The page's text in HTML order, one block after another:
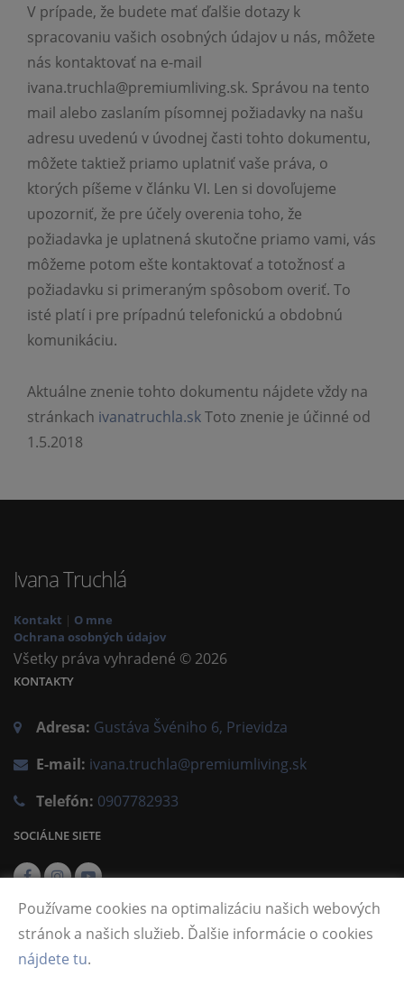
V prípade, že budete mať ďalšie dotazy k
spracovaniu vašich osobných údajov u nás, môžete
nás kontaktovať na e-mail
ivana.truchla@premiumliving.sk. Správou na tento
mail alebo zaslaním písomnej požiadavky na našu
adresu uvedenú v úvodnej časti tohto dokumentu,
môžete taktiež priamo uplatniť vaše práva, o
ktorých píšeme v článku VI. Len si dovoľujeme
upozorniť, že pre účely overenia toho, že
požiadavka je uplatnená skutočne priamo vami, vás
môžeme potom ešte kontaktovať a totožnosť a
požiadavku si primeraným spôsobom overiť. To
isté platí i pre prípadnú telefonickú a obdobnú
komunikáciu.
Aktuálne znenie tohto dokumentu nájdete vždy na
stránkach ivanatruchla.skToto znenie je účinné od
1.5.2018
Ivana Truchlá
Kontakt | O mne
Ochrana osobných údajov
Všetky práva vyhradené © 2026
KONTAKTY
Adresa: Gustáva Švéniho 6, Prievidza
E-mail: ivana.truchla@premiumliving.sk
Telefón: 0907782933
SOCIÁLNE SIETE
Používame cookies na optimalizáciu našich webových
stránok a našich služieb. Ďalšie informácie o cookies
nájdete tu.